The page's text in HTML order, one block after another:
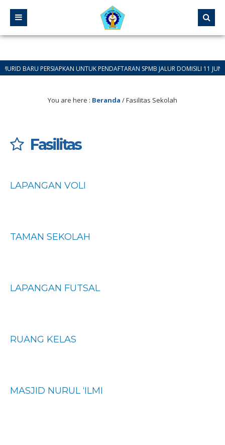
BARU PERSIAPKAN UNTUK PENDAFTARAN SPMB JALUR DOMISILI 11 JUNI
You are here : Beranda /Fasilitas Sekolah
Fasilitas
LAPANGAN VOLI
TAMAN SEKOLAH
LAPANGAN FUTSAL
RUANG KELAS
MASJID NURUL ‘ILMI